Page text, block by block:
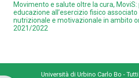
Istruzioni per
Movimento e salute oltre la cura, MoviS:
educazione all’esercizio fisico
nutrizionale e motivazionale in ambito
2021/2022
Università di Urbino Carlo Bo -